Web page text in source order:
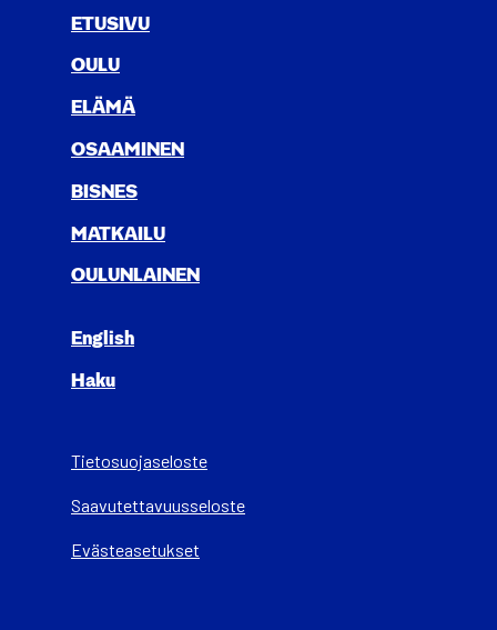
ETUSIVU
OULU
ELÄ­MÄ
OSAA­MI­NEN
BIS­NES
MAT­KAI­LU
OULUN­LAI­NEN
English
Haku
Tietosuojaseloste
Saa­vu­tet­ta­vuus­se­los­te
Evästeasetukset